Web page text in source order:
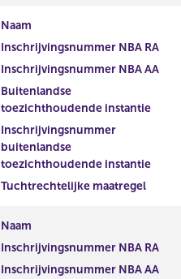
Naam
Inschrijvingsnummer NBA RA
Inschrijvingsnummer NBA AA
Buitenlandse
toezichthoudende instantie
Inschrijvingsnummer
buitenlandse
toezichthoudende instantie
Tuchtrechtelijke maatregel
Naam
Inschrijvingsnummer NBA RA
Inschrijvingsnummer NBA AA